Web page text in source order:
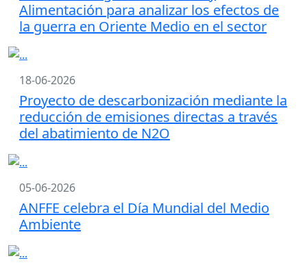
Alimentación para analizar los efectos de
la guerra en Oriente Medio en el sector
18-06-2026
Proyecto de descarbonización mediante la
reducción de emisiones directas a través
del abatimiento de N2O
05-06-2026
ANFFE celebra el Día Mundial del Medio
Ambiente